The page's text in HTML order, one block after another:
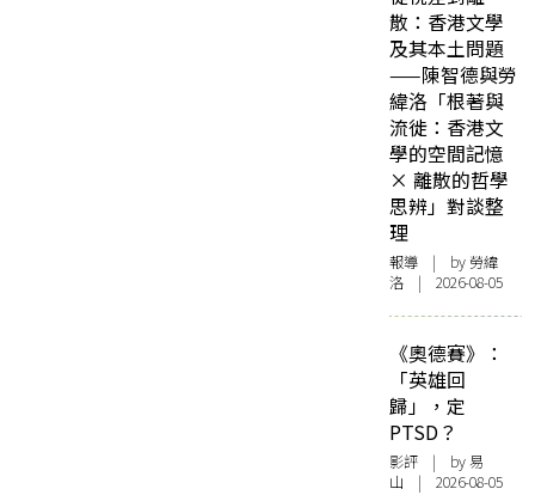
散：香港文學
及其本土問題
——陳智德與勞
緯洛「根著與
流徙：香港文
學的空間記憶
× 離散的哲學
思辨」對談整
理
報導 | by 勞緯
洛 | 2026-08-05
《奧德賽》：
「英雄回
歸」，定
PTSD？
影評 | by 易
山 | 2026-08-05